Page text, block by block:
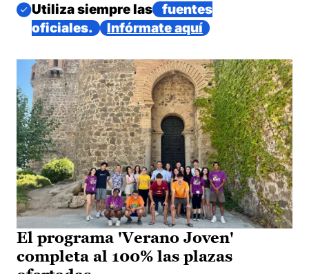
Imagen
Utiliza siempre las
fuentes
oficiales.
Infórmate aquí
El programa 'Verano Joven'
completa al 100% las plazas